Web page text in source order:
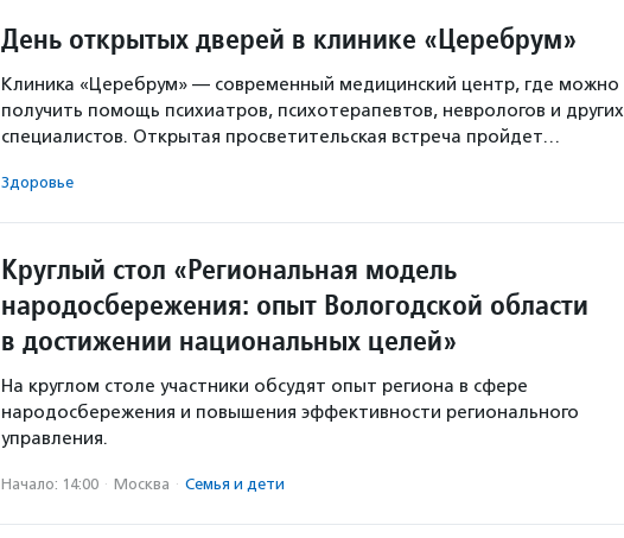
День открытых дверей в клинике «Церебрум»
Клиника «Церебрум» — современный медицинский центр, где можно
получить помощь психиатров, психотерапевтов, неврологов и других
специалистов. Открытая просветительская встреча пройдет…
Здоровье
Круглый стол «Региональная модель
народосбережения: опыт Вологодской области
в достижении национальных целей»
На круглом столе участники обсудят опыт региона в сфере
народосбережения и повышения эффективности регионального
управления.
Начало: 14:00 · Москва · Семья и дети